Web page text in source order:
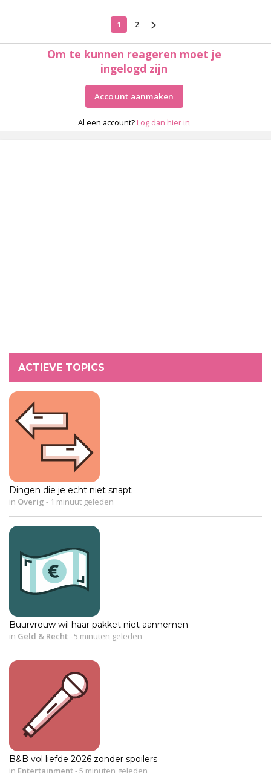
1 2
Om te kunnen reageren moet je
ingelogd zijn
Account aanmaken
Al een account? Log dan hier in
ACTIEVE TOPICS
Dingen die je echt niet snapt
in Overig - 1 minuut geleden
Buurvrouw wil haar pakket niet aannemen
in Geld & Recht-5 minuten geleden
B&B vol liefde 2026 zonder spoilers
in Entertainment-5 minuten geleden